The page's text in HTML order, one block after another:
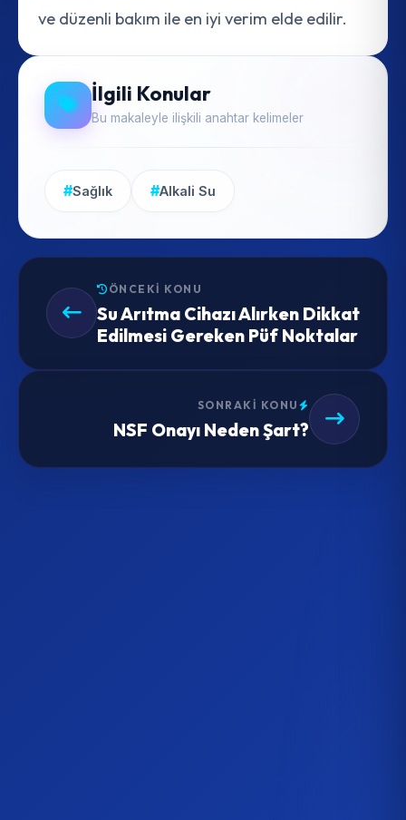
ve düzenli bakım ile en iyi verim elde edilir.
İlgili Konular
Bu makaleyle ilişkili anahtar kelimeler
#Sağlık #Alkali Su
ÖNCEKI KONU
Su Arıtma Cihazı Alırken Dikkat
Edilmesi Gereken Püf Noktalar
SONRAKI KONU
NSF Onayı Neden Şart?